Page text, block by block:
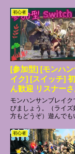
初心者
[参加型] [モンハ
イク] [スイッチ]
ん歓迎 リスナー
エスト周回
モンハンサンブレイク
びましょう。（ライズ
方もどうぞ）遊んでも
～。ロビー番号は固定
記載しています。２ク
願いします。※ ラン
初心者